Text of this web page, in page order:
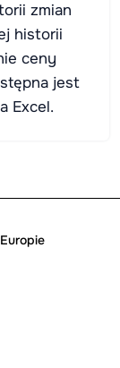
zmian
historii
ceny
jest
Excel.